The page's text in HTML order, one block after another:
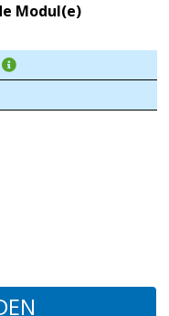
Modul(e)